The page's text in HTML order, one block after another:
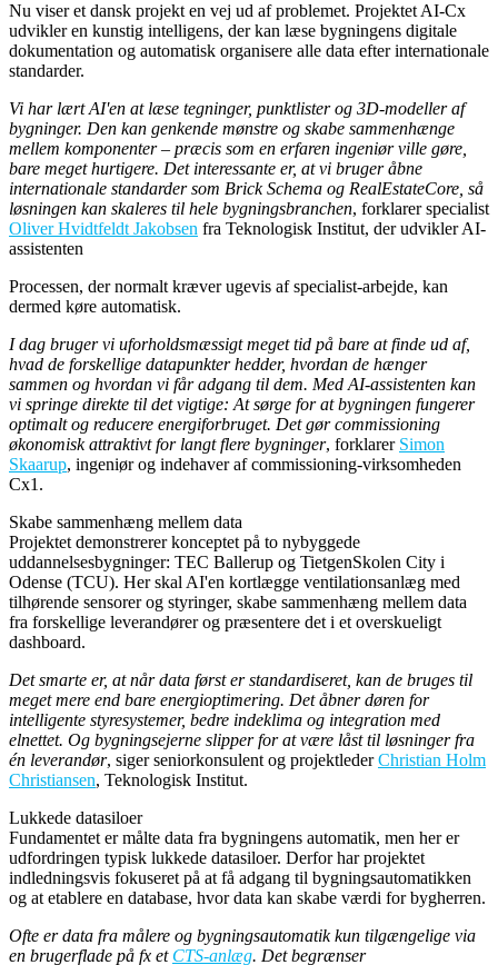
Nu viser et dansk projekt en vej ud af problemet. Projektet AI-Cx
udvikler en kunstig intelligens, der kan læse bygningens digitale
dokumentation og automatisk organisere alle data efter internationale
standarder.
Vi har lært AI'en at læse tegninger, punktlister og 3D-modeller af
bygninger. Den kan genkende mønstre og skabe sammenhænge
mellem komponenter – præcis som en erfaren ingeniør ville gøre,
bare meget hurtigere. Det interessante er, at vi bruger åbne
internationale standarder som Brick Schema og RealEstateCore, så
løsningen kan skaleres til hele bygningsbranchen, forklarer specialist
Oliver Hvidtfeldt Jakobsen fra Teknologisk Institut, der udvikler AI-
assistenten
Processen, der normalt kræver ugevis af specialist-arbejde, kan
dermed køre automatisk.
I dag bruger vi uforholdsmæssigt meget tid på bare at finde ud af,
hvad de forskellige datapunkter hedder, hvordan de hænger
sammen og hvordan vi får adgang til dem. Med AI-assistenten kan
vi springe direkte til det vigtige: At sørge for at bygningen fungerer
optimalt og reducere energiforbruget. Det gør commissioning
økonomisk attraktivt for langt flere bygninger, forklarer Simon
Skaarup, ingeniør og indehaver af commissioning-virksomheden
Cx1.
Skabe sammenhæng mellem data
Projektet demonstrerer konceptet på to nybyggede
uddannelsesbygninger: TEC Ballerup og TietgenSkolen City i
Odense (TCU). Her skal AI'en kortlægge ventilationsanlæg med
tilhørende sensorer og styringer, skabe sammenhæng mellem data
fra forskellige leverandører og præsentere det i et overskueligt
dashboard.
Det smarte er, at når data først er standardiseret, kan de bruges til
meget mere end bare energioptimering. Det åbner døren for
intelligente styresystemer, bedre indeklima og integration med
elnettet. Og bygningsejerne slipper for at være låst til løsninger fra
én leverandør, siger seniorkonsulent og projektlederChristian Holm
Christiansen, Teknologisk Institut.
Lukkede datasiloer
Fundamentet er målte data fra bygningens automatik, men her er
udfordringen typisk lukkede datasiloer. Derfor har projektet
indledningsvis fokuseret på at få adgang til bygningsautomatikken
og at etablere en database, hvor data kan skabe værdi for bygherren.
Ofte er data fra målere og bygningsautomatik kun tilgængelige via
en brugerflade på fx et CTS-anlæg. Det begrænser